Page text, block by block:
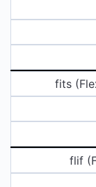
fits
flif